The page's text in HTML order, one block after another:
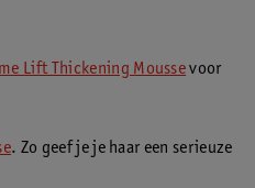
Lift Thickening Moussevoor
. Zo geef je je haar een serieuze